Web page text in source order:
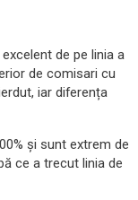
de pe linia a
de comisari cu
iar diferența
și sunt extrem de
ce a trecut linia de